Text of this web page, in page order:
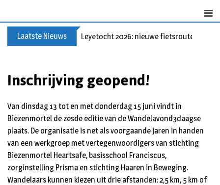
Laatste Nieuws Leyetocht 2026: nieuwe fietsroutes
Inschrijving geopend!
Van dinsdag 13 tot en met donderdag 15 juni vindt in
Biezenmortel de zesde editie van de Wandelavond3daagse
plaats. De organisatie is net als voorgaande jaren in handen
van een werkgroep met vertegenwoordigers van stichting
Biezenmortel Heartsafe, basisschool Franciscus,
zorginstelling Prisma en stichting Haaren in Beweging.
Wandelaars kunnen kiezen uit drie afstanden: 2,5 km, 5 km of